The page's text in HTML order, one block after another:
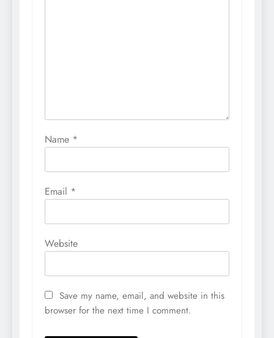
Name *
Email *
Website
Save my name, email, and website in this
browser for the next time I comment.